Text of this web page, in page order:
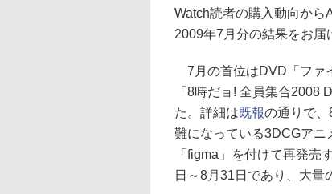
Watch読者の購入動向から
2009年7月分の結果をお届
7月の首位はDVD「ファ
「8時だョ! 全員集合2008
た。詳細は既報の通りで、
難になっている3DCGアニ
「figma」を付けて再発売
日～8月31日であり、大量